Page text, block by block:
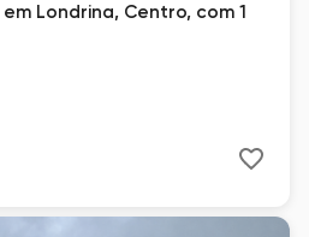
Londrina, Centro, com 1